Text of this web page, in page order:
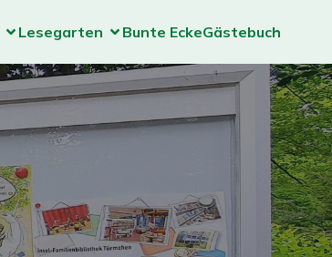
Lesegarten Bunte EckeGästebuch